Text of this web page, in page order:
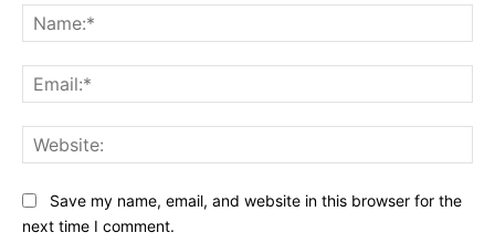
Save my name, email, and website in this browser for the
next time I comment.